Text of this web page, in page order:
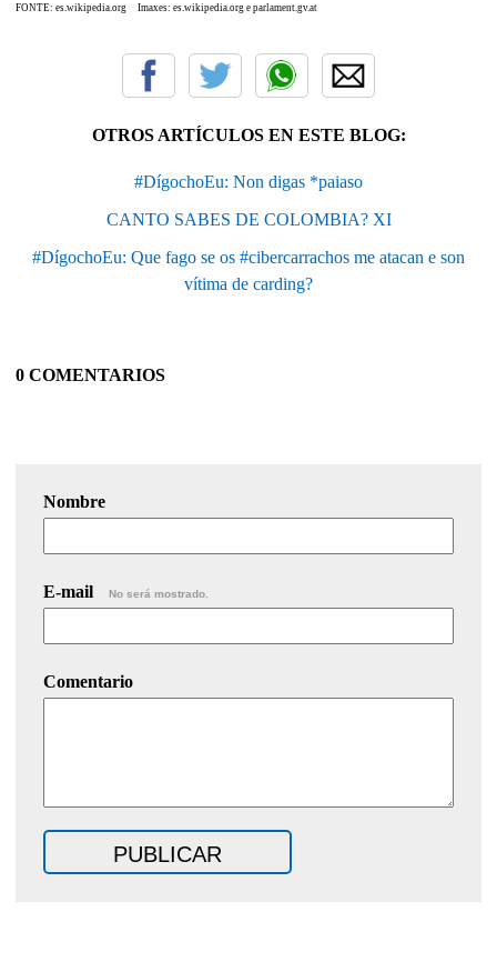
FONTE: es.wikipedia.org Imaxes: es.wikipedia.org e parlament.gv.at
OTROS ARTÍCULOS EN ESTE BLOG:
#DígochoEu: Non digas *paiaso
CANTO SABES DE COLOMBIA? XI
#DígochoEu: Que fago se os #cibercarrachos me atacan e son
vítima de carding?
0 COMENTARIOS
Nombre
E-mail No será mostrado.
Comentario